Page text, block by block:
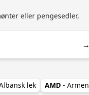
eller pengesedler,
→
lek AMD -